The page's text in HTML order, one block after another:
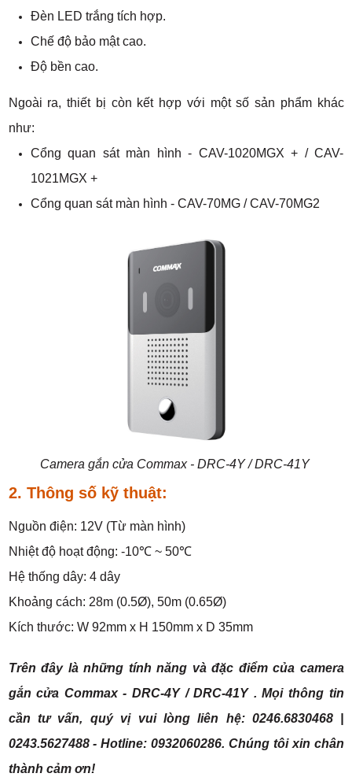
Đèn LED trắng tích hợp.
Chế độ bảo mật cao.
Độ bền cao.
Ngoài ra, thiết bị còn kết hợp với một số sản phẩm khác
như:
Cổng quan sát màn hình - CAV-1020MGX + / CAV-
1021MGX +
Cổng quan sát màn hình - CAV-70MG / CAV-70MG2
Camera gắn cửa Commax - DRC-4Y / DRC-41Y
2. Thông số kỹ thuật:
Nguồn điện: 12V (Từ màn hình)
Nhiệt độ hoạt động: -10℃ ~ 50℃
Hệ thống dây: 4 dây
Khoảng cách: 28m (0.5Ø), 50m (0.65Ø)
Kích thước: W 92mm x H 150mm x D 35mm
Trên đây là những tính năng và đặc điểm của camera
gắn cửa Commax - DRC-4Y / DRC-41Y . Mọi thông tin
cần tư vấn, quý vị vui lòng liên hệ: 0246.6830468 |
0243.5627488 - Hotline: 0932060286. Chúng tôi xin chân
thành cảm ơn!